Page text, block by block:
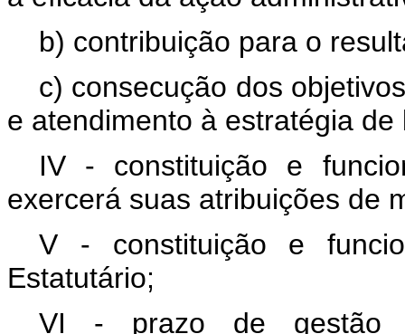
b) contribuição para o
c) consecução dos
e atendimento à estratégia de
IV - constituição e
exercerá suas atribuições de
V - constituição e
Estatutário;
VI - prazo de gestão